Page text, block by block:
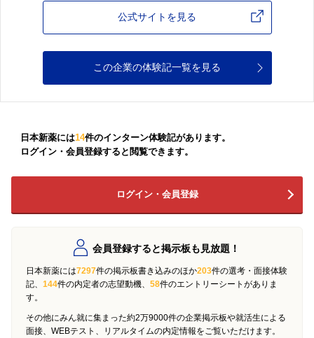
公式サイトを見る
この企業の体験記一覧を見る
日本新薬には14件のインターン体験記があります。
ログイン・会員登録すると閲覧できます。
ログイン・会員登録
会員登録すると掲示板も見放題！
日本新薬には7297件の掲示板書き込みのほか203件の選考・面接体験
記、 144件の内定者の志望動機、 58件のエントリーシートがありま
す。
その他にみん就に集まった約2万9000件の企業掲示板や就活生による
面接、WEBテスト、リアルタイムの内定情報をご覧いただけます。